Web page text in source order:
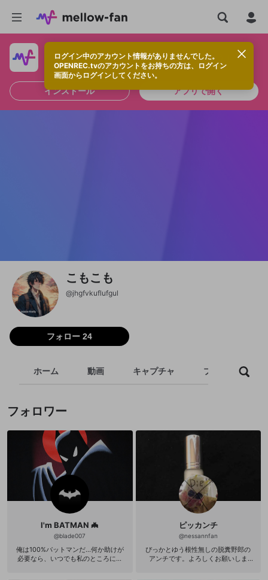
ログイン中のアカウント情報がありませんでした。
OPENREC.tvのアカウントをお持ちの方は、ログイン
画面からログインしてください。
快適に視聴するなら、アプリをインストールしよう！
インストール アプリで開く
こもこも
@jhgfvkuflufgul
フォロー 24
ホーム 動画 キャプチャ プレイリスト
フォロワー
I'm BATMAN 🦇
@blade007
俺は100%バットマンだ...何か助けが
必要なら、いつでも私のところに来
ピッカンチ
@nessannfan
ぴっかとゆう根性無しの脱糞野郎の
アンチです。よろしくお願いしま